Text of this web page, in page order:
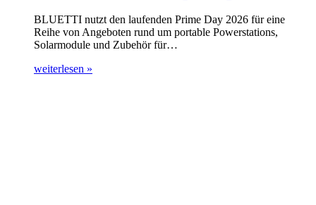
BLUETTI nutzt den laufenden Prime Day 2026 für eine
Reihe von Angeboten rund um portable Powerstations,
Solarmodule und Zubehör für…
weiterlesen »